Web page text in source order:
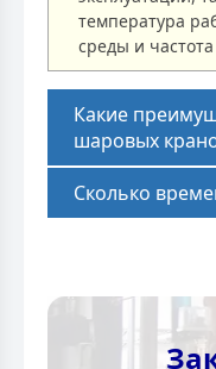
температура
среды и
Какие
шаровых
Сколько